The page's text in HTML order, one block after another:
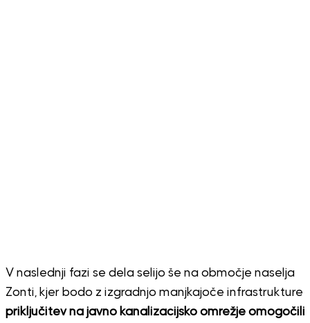
V naslednji fazi se dela selijo še na območje naselja
Zonti, kjer bodo z izgradnjo manjkajoče infrastrukture
priključitev na javno kanalizacijsko omrežje omogočili